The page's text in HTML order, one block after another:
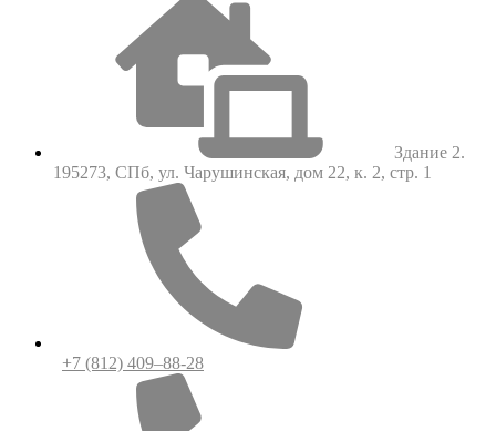
Здание 2.
195273, СПб, ул. Чарушинская, дом 22, к. 2, стр. 1
+7 (812) 409–88-28